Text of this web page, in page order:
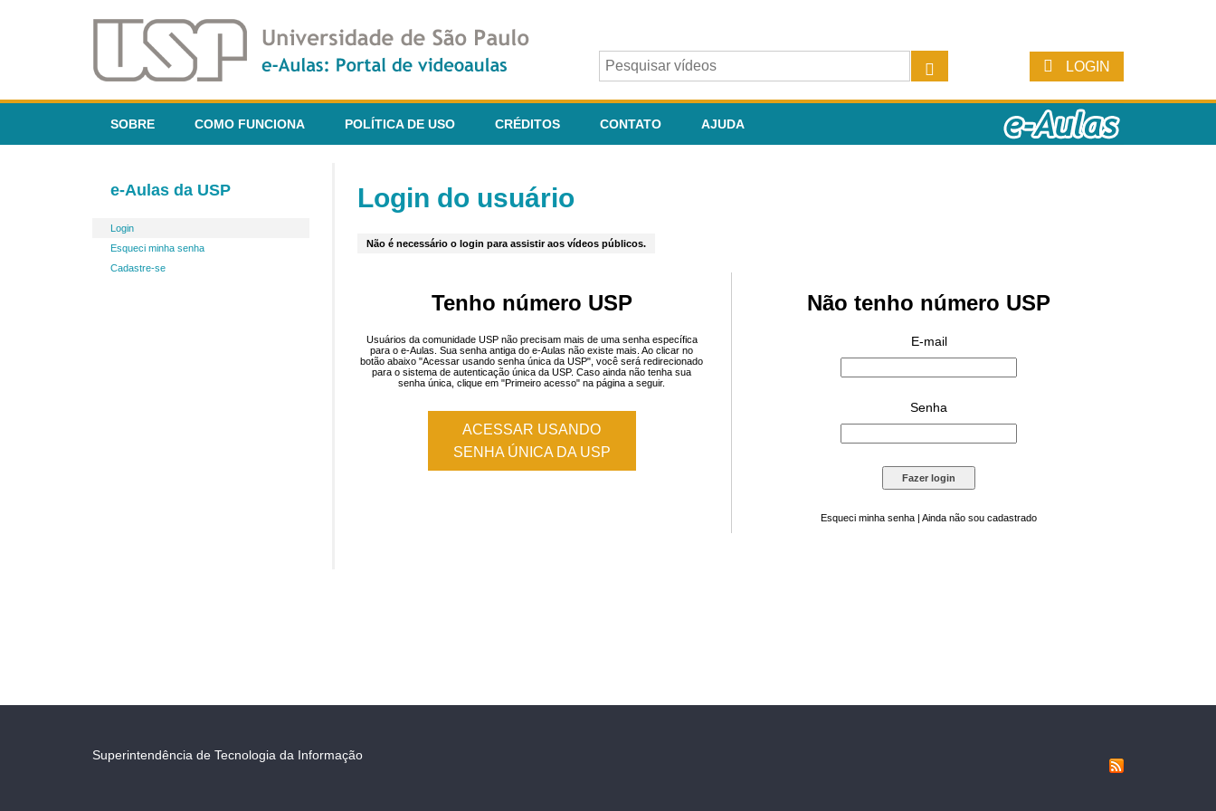
LOGIN
SOBRE COMO FUNCIONA POLÍTICA DE USO CRÉDITOS CONTATO AJUDA
e-Aulas da USP
Login
Esqueci minha senha
Cadastre-se
Login do usuário
Não é necessário o login para assistir aos vídeos públicos.
Tenho número USP
Usuários da comunidade USP não precisam mais de uma senha específica
para o e-Aulas. Sua senha antiga do e-Aulas não existe mais. Ao clicar no
botão abaixo "Acessar usando senha única da USP", você será redirecionado
para o sistema de autenticação única da USP. Caso ainda não tenha sua
senha única, clique em "Primeiro acesso" na página a seguir.
ACESSAR USANDO
SENHA ÚNICA DA USP
Não tenho número USP
E-mail
Senha
Esqueci minha senha | Ainda não sou cadastrado
Superintendência de Tecnologia da Informação